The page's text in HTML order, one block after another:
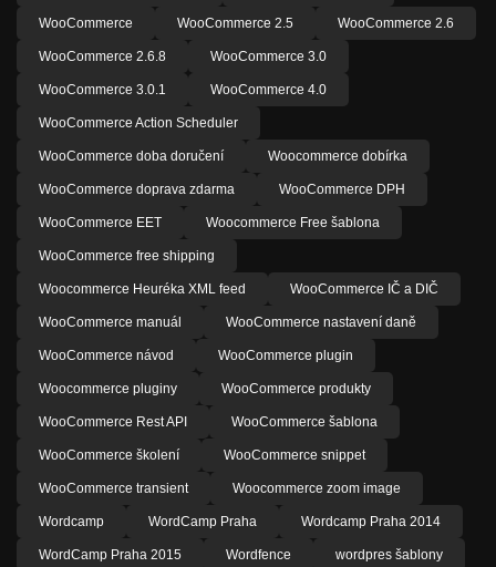
WooCommerce WooCommerce 2.5 WooCommerce 2.6
WooCommerce 2.6.8 WooCommerce 3.0
WooCommerce 3.0.1 WooCommerce 4.0
WooCommerce Action Scheduler
WooCommerce doba doručení Woocommerce dobírka
WooCommerce doprava zdarma WooCommerce DPH
WooCommerce EET Woocommerce Free šablona
WooCommerce free shipping
Woocommerce Heuréka XML feed WooCommerce IČ a DIČ
WooCommerce manuál WooCommerce nastavení daně
WooCommerce návod WooCommerce plugin
Woocommerce pluginy WooCommerce produkty
WooCommerce Rest API WooCommerce šablona
WooCommerce školení WooCommerce snippet
WooCommerce transient Woocommerce zoom image
Wordcamp WordCamp Praha Wordcamp Praha 2014
WordCamp Praha 2015 Wordfence wordpres šablony